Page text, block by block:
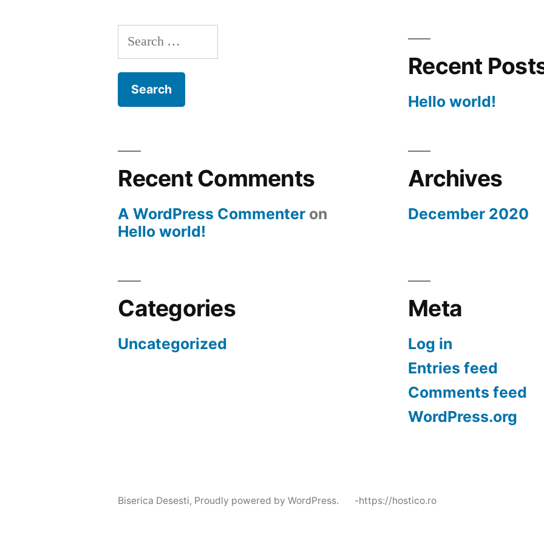
Search
for:
Recent
Hello world!
Recent Comments
A WordPress Commenter on
Hello world!
Archives
December 2020
Categories
Uncategorized
Meta
Log in
Entries feed
Comments feed
WordPress.org
Biserica Desesti, Proudly powered by WordPress. -https://hostico.ro